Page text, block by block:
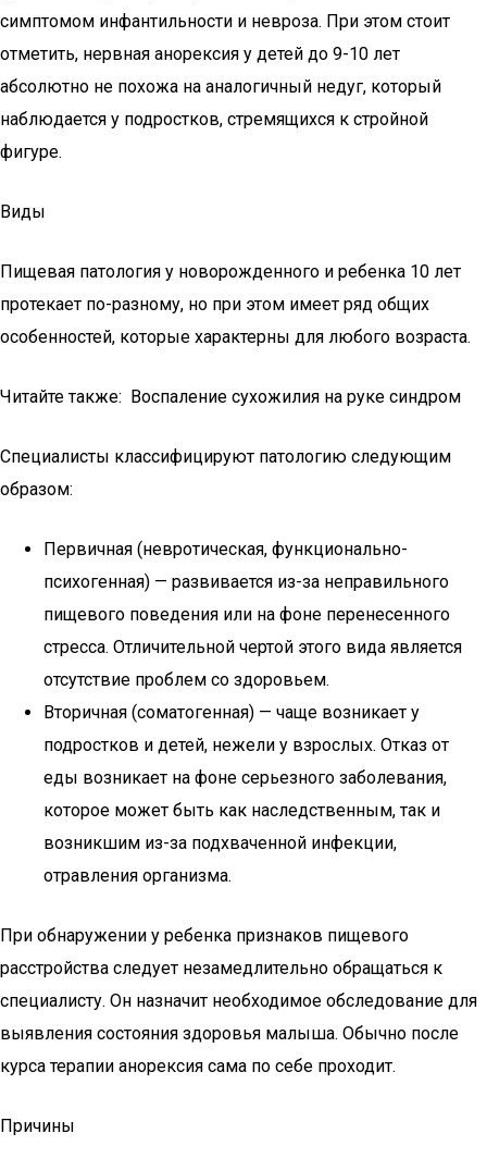
симптомом инфантильности и невроза. При этом стоит
отметить, нервная анорексия у детей до 9-10 лет
абсолютно не похожа на аналогичный недуг, который
наблюдается у подростков, стремящихся к стройной
фигуре.
Виды
Пищевая патология у новорожденного и ребенка 10 лет
протекает по-разному, но при этом имеет ряд общих
особенностей, которые характерны для любого возраста.
Читайте также: Воспаление сухожилия на руке синдром
Специалисты классифицируют патологию следующим
образом:
Первичная (невротическая, функционально-
психогенная) — развивается из-за неправильного
пищевого поведения или на фоне перенесенного
стресса. Отличительной чертой этого вида является
отсутствие проблем со здоровьем.
Вторичная (соматогенная) — чаще возникает у
подростков и детей, нежели у взрослых. Отказ от
еды возникает на фоне серьезного заболевания,
которое может быть как наследственным, так и
возникшим из-за подхваченной инфекции,
отравления организма.
При обнаружении у ребенка признаков пищевого
расстройства следует незамедлительно обращаться к
специалисту. Он назначит необходимое обследование для
выявления состояния здоровья малыша. Обычно после
курса терапии анорексия сама по себе проходит.
Причины